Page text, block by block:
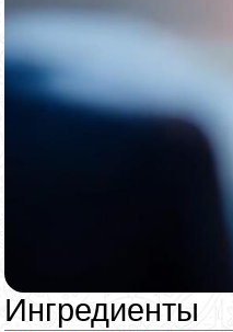
Ингредиенты